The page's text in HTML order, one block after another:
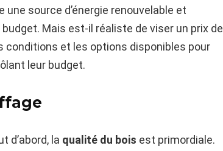
une source d’énergie renouvelable et
Mais est-il réaliste de viser un prix de
conditions et les options disponibles pour
leur budget.
d’abord, la qualité du bois est primordiale.